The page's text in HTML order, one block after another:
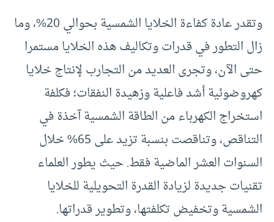
وتقدر عادة كفاءة الخلايا الشمسية بحوالي 20%، وما
زال التطور في قدرات وتكاليف هذه الخلايا مستمرا
حتى الآن، وتجرى العديد من التجارب لإنتاج خلايا
كهروضوئية أشد فاعلية وزهيدة النفقات؛ فكلفة
استخراج الكهرباء من الطاقة الشمسية آخذة في
التناقص، وتناقصت بنسبة تزيد على 65% خلال
السنوات العشر الماضية فقط. حيث يطور العلماء
تقنيات جديدة لزيادة القدرة التحويلية للخلايا
الشمسية وتخفيض تكلفتها، وتطوير قدراتها.